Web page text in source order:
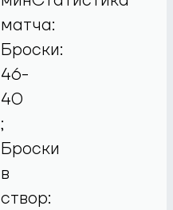
матча:
Броски:
46-
40
;
Броски
в
створ: